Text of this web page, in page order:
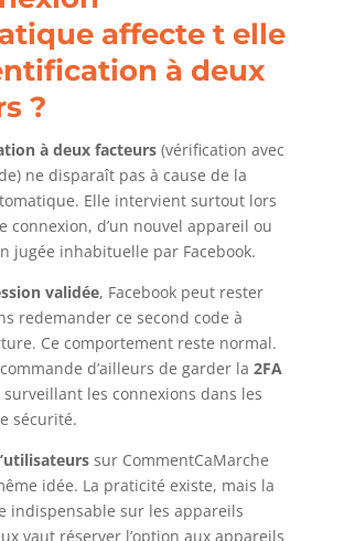
affecte t elle
à deux
?
à deux facteurs(vérification avec
ne disparaît pas à cause de la
Elle intervient surtout lors
connexion, d’un nouvel appareil ou
jugée inhabituelle par Facebook.
validée, Facebook peut rester
redemander ce second code à
Ce comportement reste normal.
d’ailleurs de garder la 2FA
les connexions dans les
sécurité.
sur CommentCaMarche
idée. La praticité existe, mais la
indispensable sur les appareils
vaut réserver l’option aux appareils